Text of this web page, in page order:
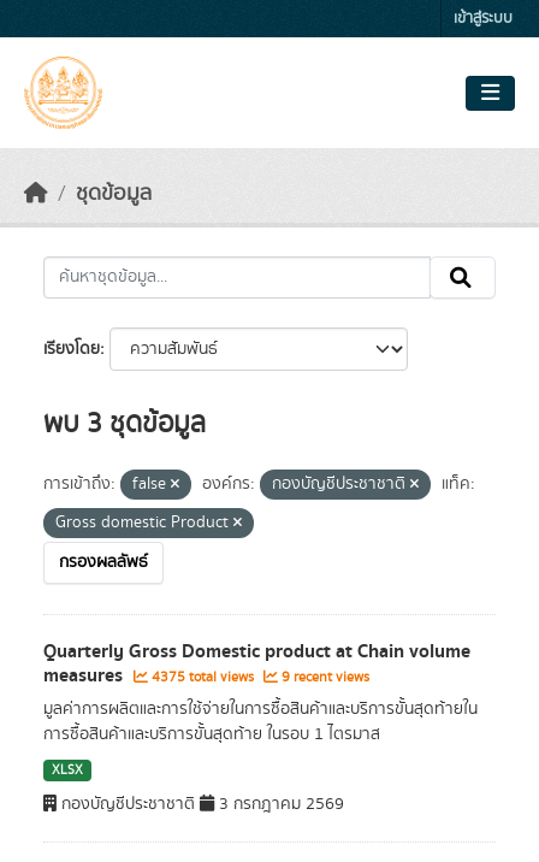
เข้าสู่ระบบ
ชุดข้อมูล
เรียงโดย
พบ 3 ชุดข้อมูล
การเข้าถึง: false องค์กร: กองบัญชีประชาชาติ
แท็ค:
Gross domestic Product
กรองผลลัพธ์
Quarterly Gross Domestic product at Chain volume
measures 4375 total views 9 recent views
มูลค่าการผลิตและการใช้จ่ายในการซื้อสินค้าและบริการขั้นสุดท้ายใน
การซื้อสินค้าและบริการขั้นสุดท้าย ในรอบ 1 ไตรมาส
XLSX
กองบัญชีประชาชาติ 3 กรกฎาคม 2569